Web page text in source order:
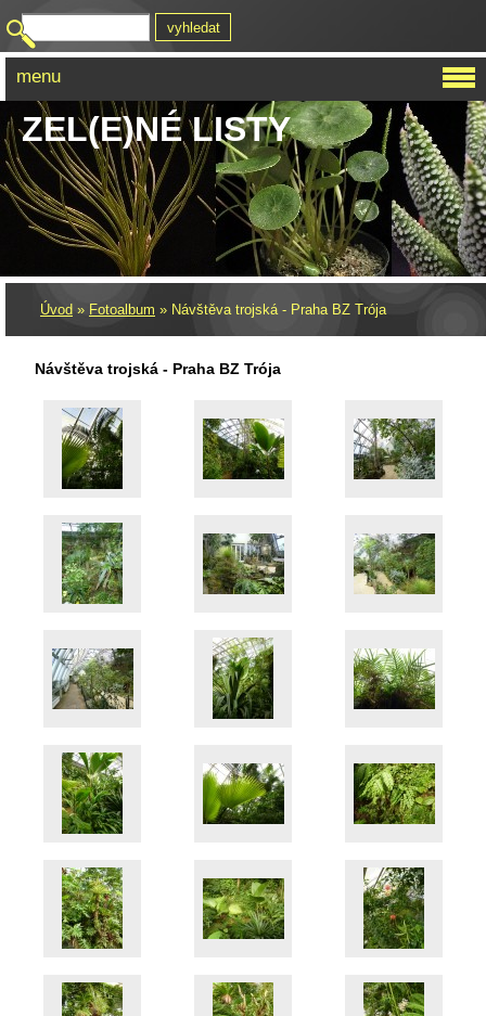
ZEL(E)NÉ LISTY
Úvod » Fotoalbum » Návštěva trojská - Praha BZ Trója
Návštěva trojská - Praha BZ Trója
menu